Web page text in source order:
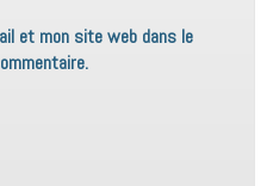
et mon site web dans le